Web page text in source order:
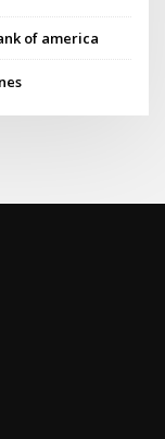
of america